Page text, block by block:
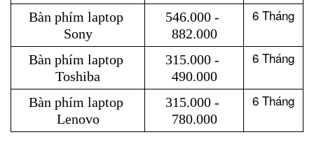
Bàn phím laptop
Sony
546.000 -
882.000
6 Tháng
Bàn phím laptop
Toshiba
315.000 -
490.000
6 Tháng
Bàn phím laptop
Lenovo
315.000 -
780.000
6 Tháng